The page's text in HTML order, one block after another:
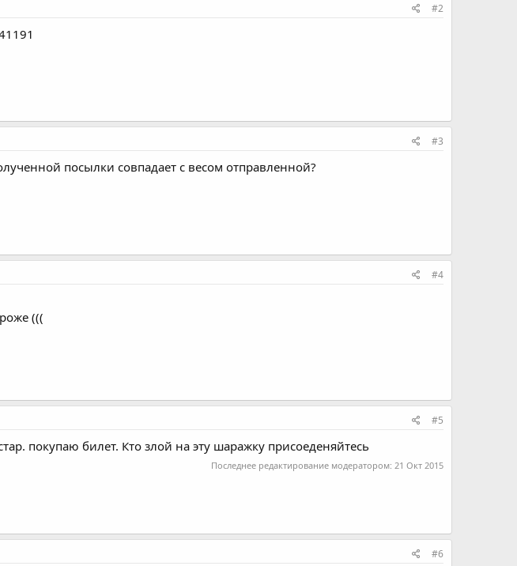
#2
#3
посылки совпадает с весом отправленной?
#4
(((
#5
покупаю билет. Кто злой на эту шаражку присоеденяйтесь
Последнее редактирование модератором: 21 Окт 2015
#6